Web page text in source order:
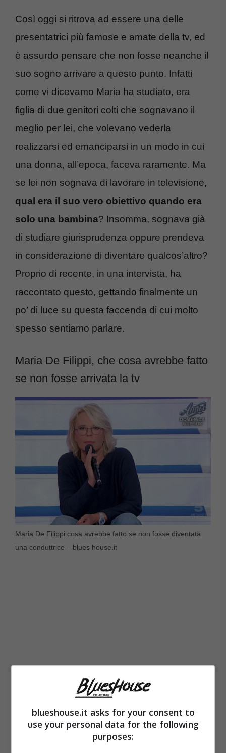
Così oggi si ritrova ad essere una delle
presentatrici più famose e amate della tv, ed
è assurdo pensare che non fosse neanche il
suo sogno arrivare a questo punto. Infatti
come vi dicevamo Maria ha studiato, era
figlia di due genitori colti che sognavano il
meglio per lei, che volevano vederla
realizzarsi ed emanciparsi in un modo in cui
una donna, all’epoca, faceva raramente. Ma
se lei non sognava di lavorare in televisione,
qual era il suo vero obiettivo quando era
solo una bambina? Insomma, sognava già
di studiare giurisprudenza oppure prendeva
in considerazione di diventare qualcos’altro?
Proprio di recente, in una intervista, ha
raccontato questo, gettando finalmente un
po’ di luce su questa faccenda di cui molto
spesso sentiamo parlare.
Maria De Filippi, che cosa avrebbe fatto
se non fosse arrivata la tv
Maria De Filippi cosa avrebbe fatto se non fosse diventata
una conduttrice – blues house.it
“Se ho mai pensato di fare la psicologa? No
ma quando ero più piccola, ai tempi
blueshouse.it asks for your consent to
use your personal data for the following
purposes: